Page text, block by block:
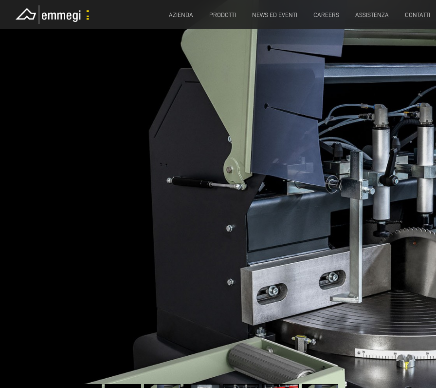
AZIENDA PRODOTTI NEWS ED EVENTI CAREERS ASSISTENZA CONTATTI